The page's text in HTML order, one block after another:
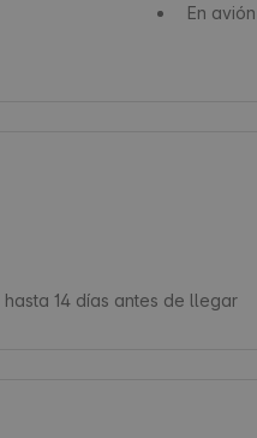
En avión
hasta 14 días antes de llegar